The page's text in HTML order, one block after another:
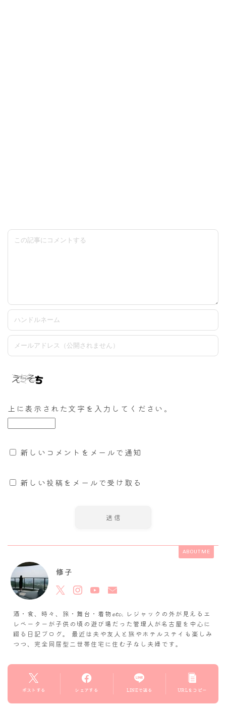
上に表示された文字を入力してください。
新しいコメントをメールで通知
新しい投稿をメールで受け取る
ABOUT ME
修子
酒・食、時々、旅・舞台・着物𝓮𝓽𝓬. レジャックの外が見えるエ
レベーターが子供の頃の遊び場だった管理人が名古屋を中心に
綴る日記ブログ。 最近は夫や友人と旅やホテルステイも楽しみ
つつ、完全同居型二世帯住宅に住む子なし夫婦です。
ポストする シェアする LINEで送る URLをコピー